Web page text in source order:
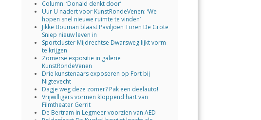
Column: ‘Donald denkt door’
Uur U nadert voor KunstRondeVenen: ‘We
hopen snel nieuwe ruimte te vinden’
Jikke Bouman blaast Paviljoen Toren De Grote
Sniep nieuw leven in
Sportcluster Mijdrechtse Dwarsweg lijkt vorm
te krijgen
Zomerse expositie in galerie
KunstRondeVenen
Drie kunstenaars exposeren op Fort bij
Nigtevecht
Dagje weg deze zomer? Pak een deelauto!
Vrijwilligers vormen kloppend hart van
Filmtheater Gerrit
De Bertram in Legmeer voorzien van AED